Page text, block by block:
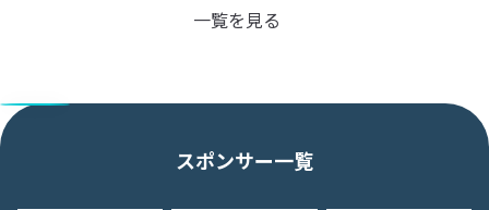
一覧を見る
スポンサー一覧